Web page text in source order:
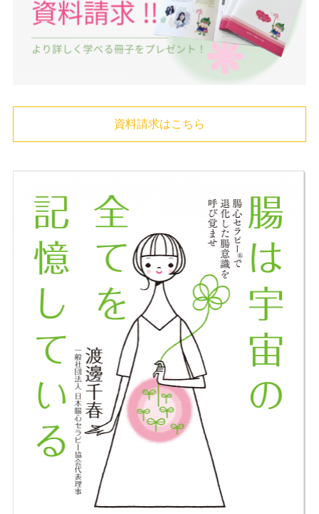
資料請求はこちら